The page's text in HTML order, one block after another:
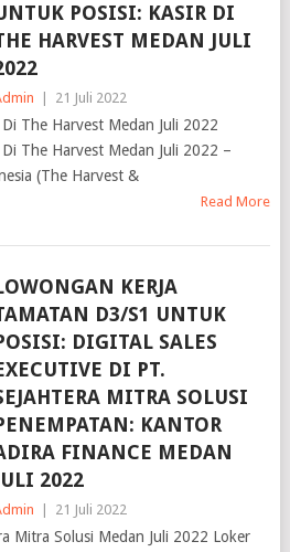
POSISI: KASIR DI
HARVEST MEDAN JULI
21 Juli 2022
The Harvest Medan Juli 2022
The Harvest Medan Juli 2022 –
(The Harvest &
Read More
KERJA
D3/S1 UNTUK
DIGITAL SALES
DI PT.
MITRA SOLUSI
KANTOR
FINANCE MEDAN
2022
21 Juli 2022
Mitra Solusi Medan Juli 2022 Loker